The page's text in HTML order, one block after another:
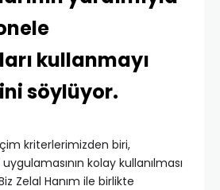
kullanmayı
söylüyor.
kriterlerimizden biri,
uygulamasının kolay kullanılması
Zelal Hanım ile birlikte